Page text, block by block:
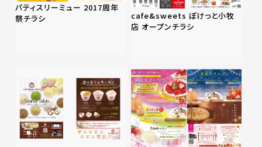
パティスリーミュー 2017周年
祭チラシ
cafe&sweets ぽけっと小牧
店 オープンチラシ